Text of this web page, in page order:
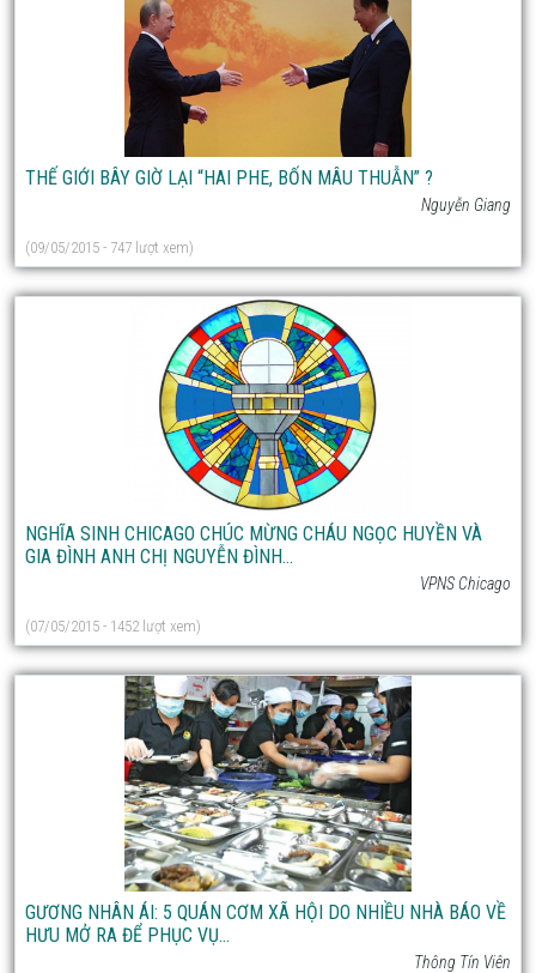
THẾ GIỚI BÂY GIỜ LẠI “HAI PHE, BỐN MÂU THUẪN” ?
Nguyễn Giang
(09/05/2015 - 747 lượt xem)
NGHĨA SINH CHICAGO CHÚC MỪNG CHÁU NGỌC HUYỀN VÀ
GIA ĐÌNH ANH CHỊ NGUYỄN ĐÌNH...
VPNS Chicago
(07/05/2015 - 1452 lượt xem)
GƯƠNG NHÂN ÁI: 5 QUÁN CƠM XÃ HỘI DO NHIỀU NHÀ BÁO VỀ
HƯU MỞ RA ĐỂ PHỤC VỤ...
Thông Tín Viên